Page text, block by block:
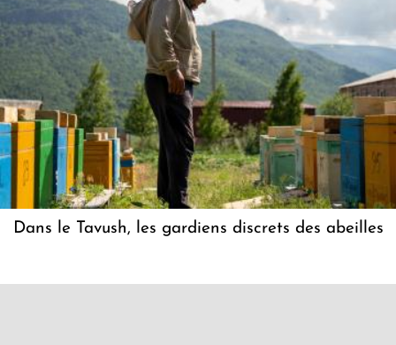
Dans le Tavush, les gardiens discrets des abeilles